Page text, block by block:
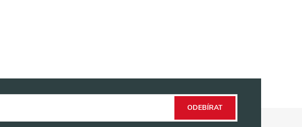
ODEBÍRAT